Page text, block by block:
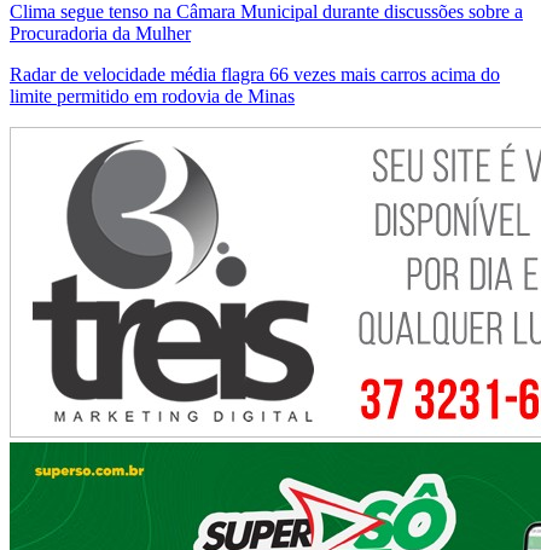
Clima segue tenso na Câmara Municipal durante discussões sobre a
Procuradoria da Mulher
Radar de velocidade média flagra 66 vezes mais carros acima do
limite permitido em rodovia de Minas